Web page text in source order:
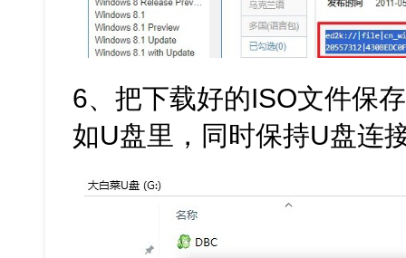
6、把下载好的ISO文件保
如U盘里，同时保持U盘连